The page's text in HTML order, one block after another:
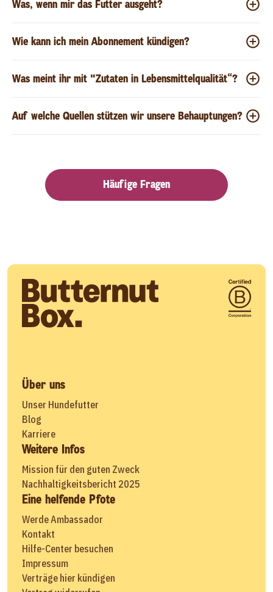
Was, wenn mir das Futter ausgeht?
Wie kann ich mein Abonnement kündigen?
Was meint ihr mit "Zutaten in Lebensmittelqualität“?
Auf welche Quellen stützen wir unsere Behauptungen?
Häufige Fragen
Über uns
Unser Hundefutter
Blog
Karriere
Weitere Infos
Mission für den guten Zweck
Nachhaltigkeitsbericht 2025
Eine helfende Pfote
Werde Ambassador
Kontakt
Hilfe-Center besuchen
Impressum
Verträge hier kündigen